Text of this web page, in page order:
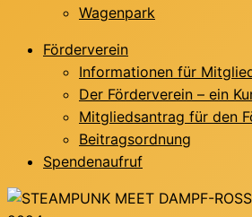
Wagenpark
Förderverein
Informationen für
Der Förderverein – ein
Mitgliedsantrag für den
Beitragsordnung
Spendenaufruf